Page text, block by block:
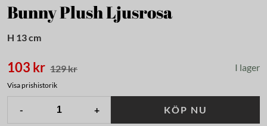
Bunny Plush Ljusrosa
H 13 cm
103 kr 129 kr I lager
Visa prishistorik
- + KÖP NU